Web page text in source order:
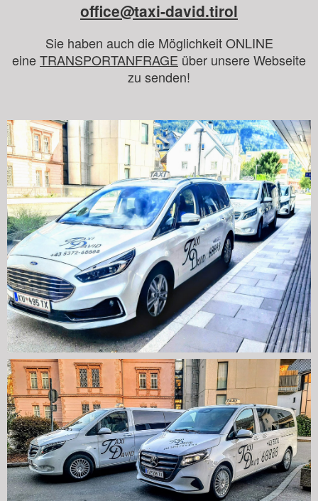
office@taxi-david.tirol
Sie haben auch die Möglichkeit ONLINE
eineTRANSPORTANFRAGE über unsere Webseite
zu senden!